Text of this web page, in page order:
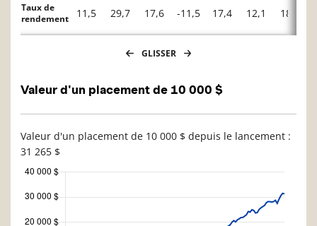
Taux de
rendement
11,5 29,7 17,6 -11,5 17,4 12,1 18,4
GLISSER
Valeur d'un placement de 10 000 $
Valeur d'un placement de 10 000 $ depuis le lancement :
31 265 $